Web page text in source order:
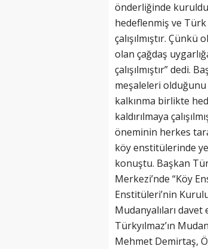
önderliğinde
hedeflenmiş ve
çalışılmıştır.
olan çağdaş
çalışılmıştır” dedi.
meşaleleri
kalkınma birlikte
kaldırılmaya
öneminin herkes
köy enstitülerinde
konuştu. Başkan
Merkezi’nde “Köy
Enstitüleri’nin
Mudanyalıları
Türkyılmaz’ın
Mehmet Demirtaş,